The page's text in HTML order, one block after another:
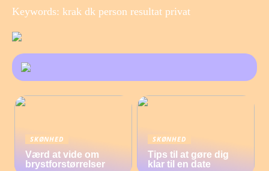
Keywords: krak dk person resultat privat
SKØNHED
Værd at vide om
brystforstørrelser
SKØNHED
Tips til at gøre dig
klar til en date